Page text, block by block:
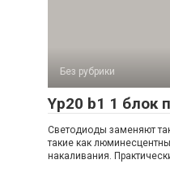
Без рубрики
Yp20 b1 1 блок
Светодиоды заменяют
такие как
накаливания.